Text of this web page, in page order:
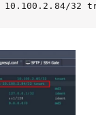
32